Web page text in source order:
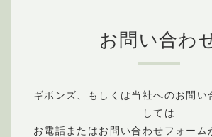
お問い合わ
ギボンズ、もしくは当社へのお問い
しては
お電話またはお問い合わせフォーム